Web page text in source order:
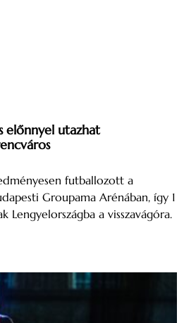
előnnyel utazhat
futballozott a
Groupama Arénában, így 1
Lengyelországba a visszavágóra.